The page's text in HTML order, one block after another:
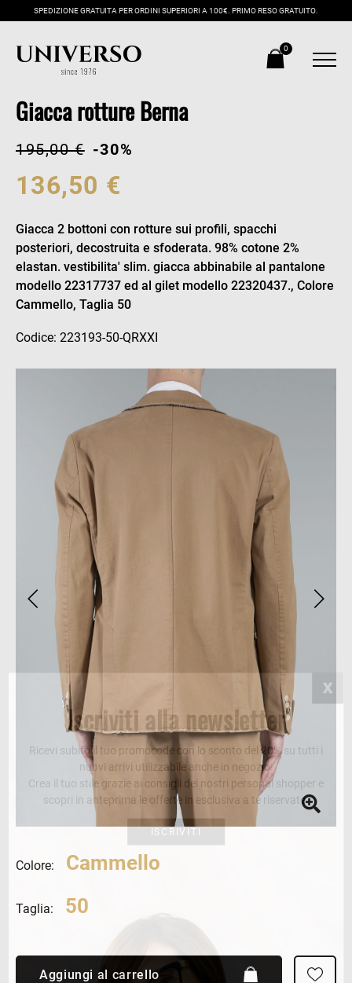
SPEDIZIONE GRATUITA PER ORDINI SUPERIORI A 100€. PRIMO RESO GRATUITO.
0
Giacca rotture Berna
195,00 € -30%
136,50 €
Giacca 2 bottoni con rotture sui profili, spacchi
posteriori, decostruita e sfoderata. 98% cotone 2%
elastan. vestibilita' slim. giacca abbinabile al pantalone
modello 22317737 ed al gilet modello 22320437., Colore
Cammello, Taglia 50
Codice: 223193-50-QRXXI
Colore: Cammello
Taglia: 50
Aggiungi al carrello
Iscriviti alla newsletter
Ricevi subito il tuo promocode con lo sconto del 20% su tutti i
nuovi arrivi utilizzabile anche in negozio!
Crea il tuo stile grazie ai consigli dei nostri personal shopper e
scopri in anteprima le offerte in esclusiva a te riservate.
ISCRIVITI